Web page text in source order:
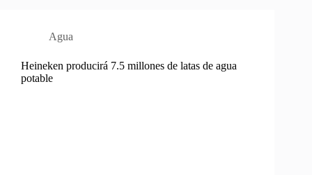
Agua
Heineken producirá 7.5 millones de latas de agua
potable